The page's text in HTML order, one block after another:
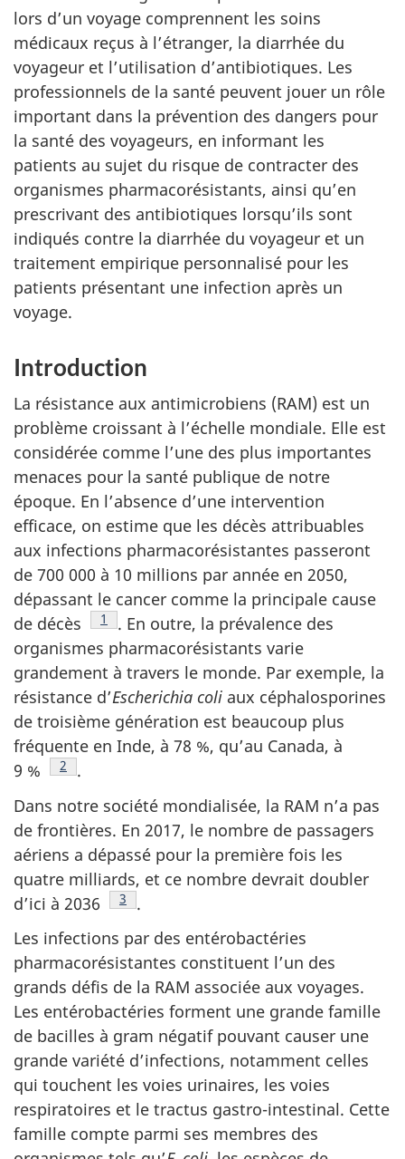
lors d’un voyage comprennent les soins
médicaux reçus à l’étranger, la diarrhée du
voyageur et l’utilisation d’antibiotiques. Les
professionnels de la santé peuvent jouer un rôle
important dans la prévention des dangers pour
la santé des voyageurs, en informant les
patients au sujet du risque de contracter des
organismes pharmacorésistants, ainsi qu’en
prescrivant des antibiotiques lorsqu’ils sont
indiqués contre la diarrhée du voyageur et un
traitement empirique personnalisé pour les
patients présentant une infection après un
voyage.
Introduction
La résistance aux antimicrobiens (RAM) est un
problème croissant à l’échelle mondiale. Elle est
considérée comme l’une des plus importantes
menaces pour la santé publique de notre
époque. En l’absence d’une intervention
efficace, on estime que les décès attribuables
aux infections pharmacorésistantes passeront
de 700 000 à 10 millions par année en 2050,
dépassant le cancer comme la principale cause
de décès Note de bas de page
1 . En outre, la prévalence des
organismes pharmacorésistants varie
grandement à travers le monde. Par exemple, la
résistance d’Escherichia coli aux céphalosporines
de troisième génération est beaucoup plus
fréquente en Inde, à 78 %, qu’au Canada, à
9 %
Note de bas de page
2
.
Dans notre société mondialisée, la RAM n’a pas
de frontières. En 2017, le nombre de passagers
aériens a dépassé pour la première fois les
quatre milliards, et ce nombre devrait doubler
d’ici à 2036 Note de bas de page
3
.
Les infections par des entérobactéries
pharmacorésistantes constituent l’un des
grands défis de la RAM associée aux voyages.
Les entérobactéries forment une grande famille
de bacilles à gram négatif pouvant causer une
grande variété d’infections, notamment celles
qui touchent les voies urinaires, les voies
respiratoires et le tractus gastro-intestinal. Cette
famille compte parmi ses membres des